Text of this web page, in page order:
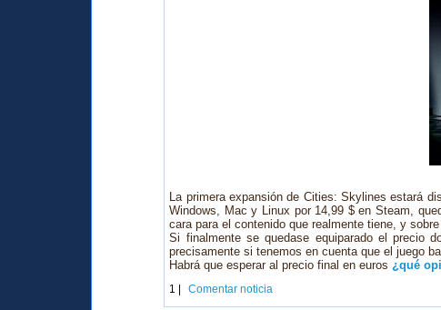
La primera expansión de Cities: Skylines estará
Windows, Mac y Linux por 14,99 $ en Steam,
cara para el contenido que realmente tiene, y
Si finalmente se quedase equiparado el precio
precisamente si tenemos en cuenta que el juego
Habrá que esperar al precio final en euros ¿qué
1 | Comentar noticia